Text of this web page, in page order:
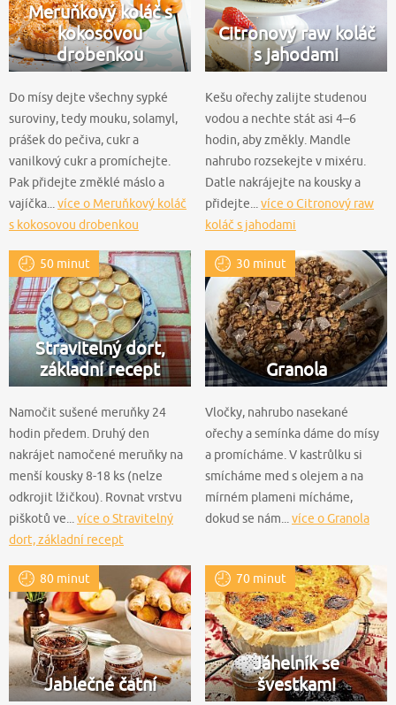
Meruňkový koláč s
kokosovou
drobenkou
Do mísy dejte všechny sypké
suroviny, tedy mouku, solamyl,
prášek do pečiva, cukr a
vanilkový cukr a promíchejte.
Pak přidejte změklé máslo a
vajíčka... více o Meruňkový koláč
s kokosovou drobenkou
Citronový raw koláč
s jahodami
Kešu ořechy zalijte studenou
vodou a nechte stát asi 4–6
hodin, aby změkly. Mandle
nahrubo rozsekejte v mixéru.
Datle nakrájejte na kousky a
přidejte... více o Citronový raw
koláč s jahodami
50 minut
Stravitelný dort,
základní recept
Namočit sušené meruňky 24
hodin předem. Druhý den
nakrájet namočené meruňky na
menší kousky 8-18 ks (nelze
odkrojit lžičkou). Rovnat vrstvu
piškotů ve... více o Stravitelný
dort, základní recept
30 minut
Granola
Vločky, nahrubo nasekané
ořechy a semínka dáme do mísy
a promícháme. V kastrůlku si
smícháme med s olejem a na
mírném plameni mícháme,
dokud se nám... více o Granola
80 minut
Jablečné čatní
70 minut
Jáhelník se
švestkami